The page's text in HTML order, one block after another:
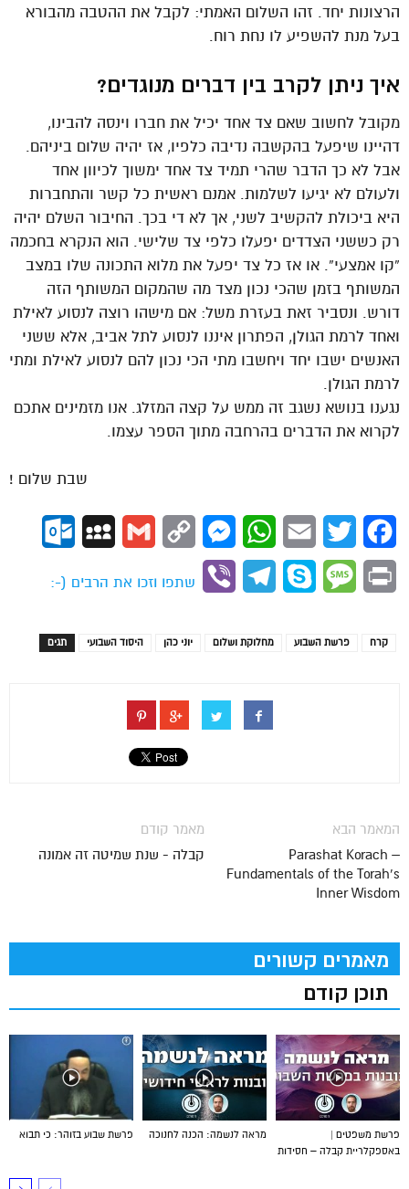
הרצונות יחד. זהו השלום האמתי: לקבל את ההטבה מהבורא
בעל מנת להשפיע לו נחת רוח.
איך ניתן לקרב בין דברים מנוגדים?
מקובל לחשוב שאם צד אחד יכיל את חברו וינסה להבינו,
דהיינו שיפעל בהקשבה נדיבה כלפיו, אז יהיה שלום ביניהם.
אבל לא כך הדבר שהרי תמיד צד אחד ימשוך לכיוון אחד
ולעולם לא יגיעו לשלמות. אמנם ראשית כל קשר והתחברות
היא ביכולת להקשיב לשני, אך לא די בכך. החיבור השלם יהיה
רק כששני הצדדים יפעלו כלפי צד שלישי. הוא הנקרא בחכמה
“קו אמצעי”. או אז כל צד יפעל את מלוא התכונה שלו במצב
המשותף בזמן שהכי נכון מצד מה שהמקום המשותף הזה
דורש. ונסביר זאת בעזרת משל: אם מישהו רוצה לנסוע לאילת
ואחד לרמת הגולן, הפתרון איננו לנסוע לתל אביב, אלא ששני
האנשים ישבו יחד ויחשבו מתי הכי נכון להם לנסוע לאילת ומתי
לרמת הגולן.
נגענו בנושא נשגב זה ממש על קצה המזלג. אנו מזמינים אתכם
לקרוא את הדברים בהרחבה מתוך הספר עצמו.
שבת שלום !
Facebook
Twitter
Email
WhatsApp
Messenger
Copy
Gmail
MySpace
Print
Message
Skype
Telegram
Viber
שתפו וזכו את הרבים (-:
תגים היסוד השבועי יוני כהן מחלוקת ושלום פרשת השבוע קרח
מאמר קודם
קבלה - שנת שמיטה זה אמונה
המאמר הבא
Parashat Korach –
Fundamentals of the Torah’s
Inner Wisdom
מאמרים קשורים
תוכן קודם
פרשת שבוע בזוהר: כי תבוא מראה לנשמה: הכנה לחנוכה
פרשת משפטים |
באספקלריית קבלה – חסידות